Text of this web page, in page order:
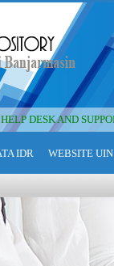
HELP DESK AND
IDR WEBSITE